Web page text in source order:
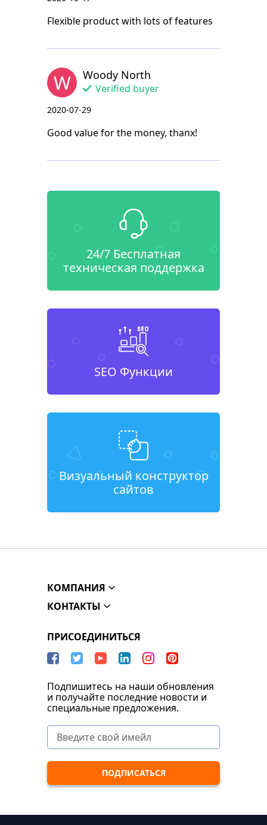
Flexible product with lots of features
W Woody North
Verified buyer
2020-07-29
Good value for the money, thanx!
24/7 Бесплатная
техническая поддержка
SEO Функции
Визуальный конструктор
сайтов
КОМПАНИЯ
КОНТАКТЫ
ПРИСОЕДИНИТЬСЯ
Подпишитесь на наши обновления
и получайте последние новости и
специальные предложения.